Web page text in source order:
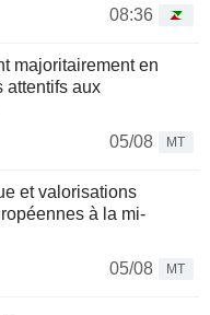
08:36
majoritairement en
attentifs aux
05/08
MT
et valorisations
à la mi-
05/08
MT